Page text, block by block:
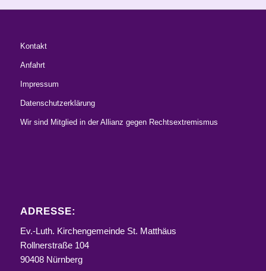
Kontakt
Anfahrt
Impressum
Datenschutzerklärung
Wir sind Mitglied in der Allianz gegen Rechtsextremismus
ADRESSE:
Ev.-Luth. Kirchengemeinde St. Matthäus
Rollnerstraße 104
90408 Nürnberg